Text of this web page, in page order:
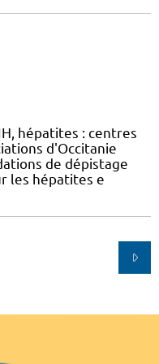
hépatites : centres
d'Occitanie
de dépistage
les hépatites e